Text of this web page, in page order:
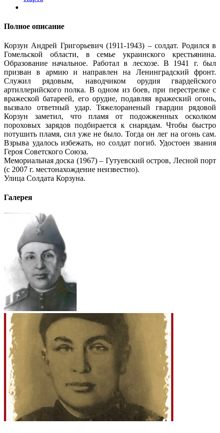
Полное описание
Корзун Андрей Григорьевич (1911-1943) – солдат. Родился в
Гомельской области, в семье украинского крестьянина.
Образование начальное. Работал в лесхозе. В 1941 г. был
призван в армию и направлен на Ленинградский фронт.
Служил рядовым, наводчиком орудия гвардейского
артиллерийского полка. В одном из боев, при перестрелке с
вражеской батареей, его орудие, подавляя вражеский огонь,
вызвало ответный удар. Тяжелораненый гвардии рядовой
Корзун заметил, что пламя от подожженных осколком
пороховых зарядов подбирается к снарядам. Чтобы быстро
потушить пламя, сил уже не было. Тогда он лег на огонь сам.
Взрыва удалось избежать, но солдат погиб. Удостоен звания
Героя Советского Союза.
Мемориальная доска (1967) – Гутуевский остров, Лесной порт
(с 2007 г. местонахождение неизвестно).
Улица Солдата Корзуна.
Галерея